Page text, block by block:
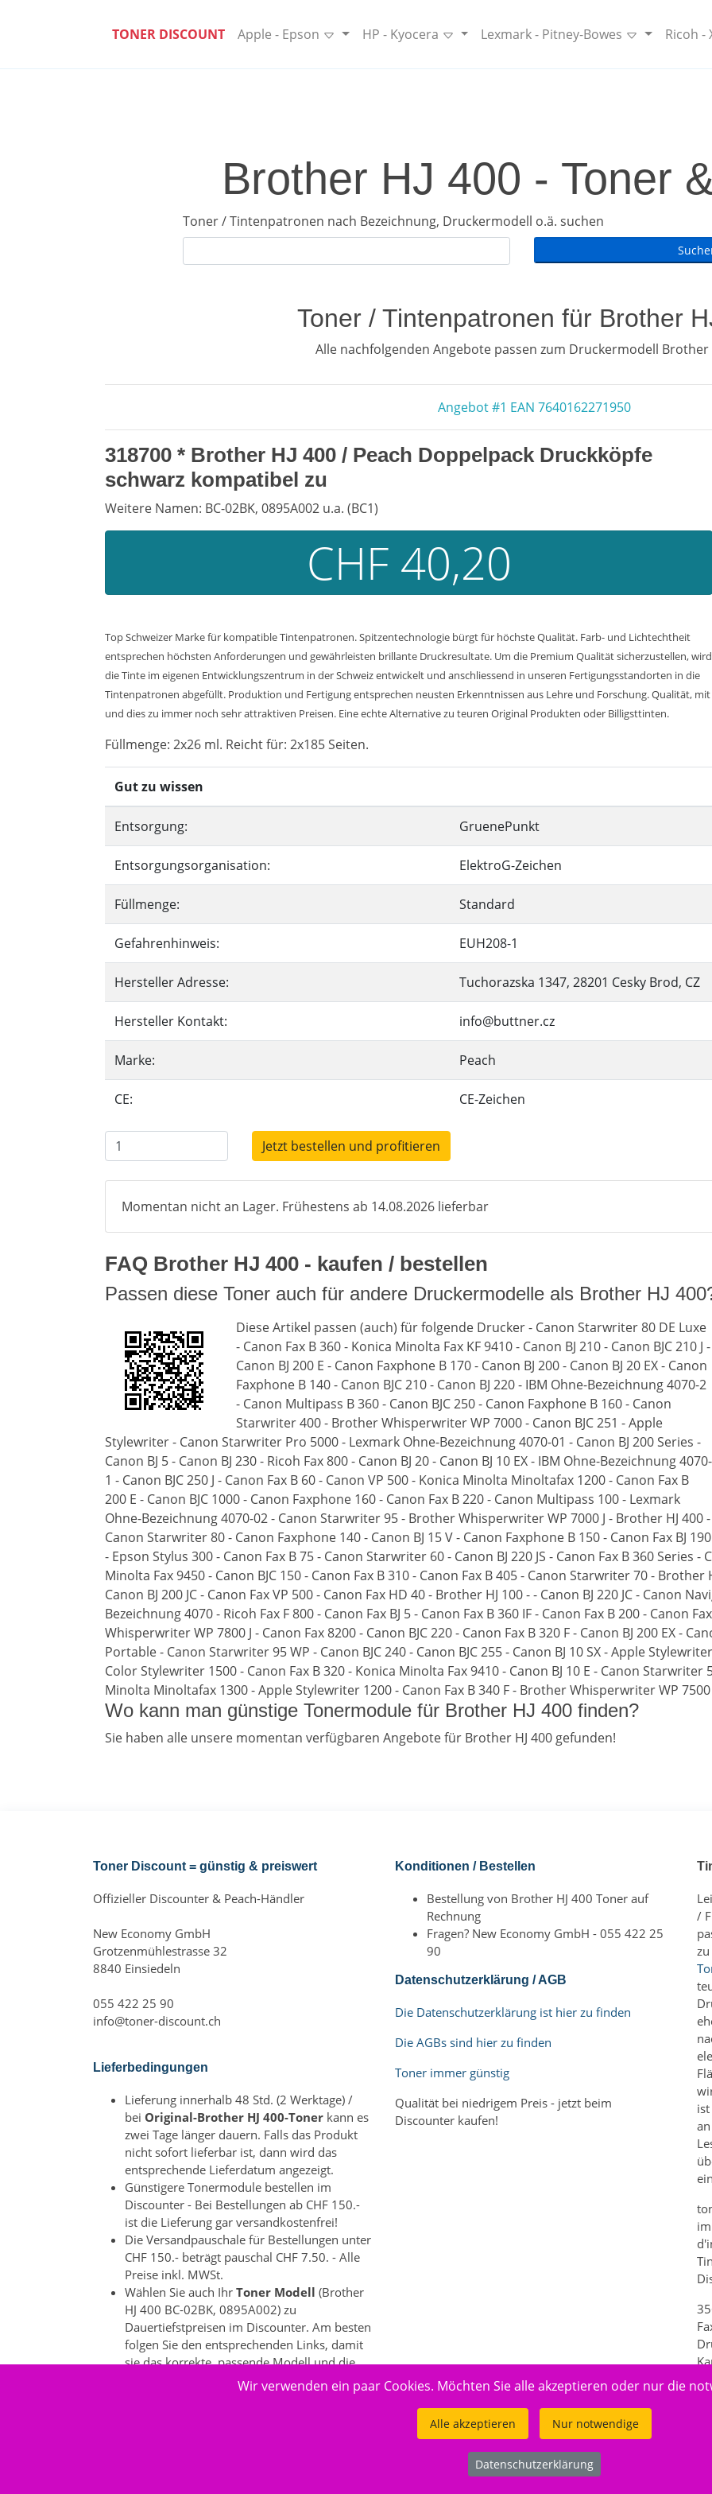
TONER DISCOUNT Apple - Epson HP - Kyocera Lexmark - Pitney-Bowes Ricoh -
Brother HJ 400 - Toner
Toner / Tintenpatronen nach Bezeichnung, Druckermodell o.ä. suchen
Toner / Tintenpatronen für Brother
Alle nachfolgenden Angebote passen zum Druckermodell Brother
Angebot #1 EAN 7640162271950
318700 * Brother HJ 400 / Peach Doppelpack Druckköpfe
schwarz kompatibel zu
Weitere Namen: BC-02BK, 0895A002 u.a. (BC1)
CHF 40,20
Top Schweizer Marke für kompatible Tintenpatronen. Spitzentechnologie bürgt für höchste Qualität. Farb- und Lichtechtheit
entsprechen höchsten Anforderungen und gewährleisten brillante Druckresultate. Um die Premium Qualität sicherzustellen, wird
die Tinte im eigenen Entwicklungszentrum in der Schweiz entwickelt und anschliessend in unseren Fertigungsstandorten in die
Tintenpatronen abgefüllt. Produktion und Fertigung entsprechen neusten Erkenntnissen aus Lehre und Forschung. Qualität,
und dies zu immer noch sehr attraktiven Preisen. Eine echte Alternative zu teuren Original Produkten oder Billigsttinten.
Füllmenge: 2x26 ml. Reicht für: 2x185 Seiten.
Gut zu wissen
Entsorgung: GruenePunkt
Entsorgungsorganisation: ElektroG-Zeichen
Füllmenge: Standard
Gefahrenhinweis: EUH208-1
Hersteller Adresse: Tuchorazska 1347, 28201 Cesky Brod, CZ
Hersteller Kontakt: info@buttner.cz
Marke: Peach
CE: CE-Zeichen
Jetzt bestellen und profitieren
Momentan nicht an Lager. Frühestens ab 14.08.2026 lieferbar
FAQ Brother HJ 400 - kaufen / bestellen
Passen diese Toner auch für andere Druckermodelle als Brother HJ
Diese Artikel passen (auch) für folgende Drucker - Canon Starwriter 80 DE Luxe
- Canon Fax B 360 - Konica Minolta Fax KF 9410 - Canon BJ 210 - Canon BJC 210 J -
Canon BJ 200 E - Canon Faxphone B 170 - Canon BJ 200 - Canon BJ 20 EX - Canon
Faxphone B 140 - Canon BJC 210 - Canon BJ 220 - IBM Ohne-Bezeichnung 4070-2
- Canon Multipass B 360 - Canon BJC 250 - Canon Faxphone B 160 - Canon
Starwriter 400 - Brother Whisperwriter WP 7000 - Canon BJC 251 - Apple
Stylewriter - Canon Starwriter Pro 5000 - Lexmark Ohne-Bezeichnung 4070-01 - Canon BJ 200 Series -
Canon BJ 5 - Canon BJ 230 - Ricoh Fax 800 - Canon BJ 20 - Canon BJ 10 EX - IBM Ohne-Bezeichnung 4070-
1 - Canon BJC 250 J - Canon Fax B 60 - Canon VP 500 - Konica Minolta Minoltafax 1200 - Canon Fax B
200 E - Canon BJC 1000 - Canon Faxphone 160 - Canon Fax B 220 - Canon Multipass 100 - Lexmark
Ohne-Bezeichnung 4070-02 - Canon Starwriter 95 - Brother Whisperwriter WP 7000 J - Brother HJ 400 -
Canon Starwriter 80 - Canon Faxphone 140 - Canon BJ 15 V - Canon Faxphone B 150 - Canon Fax BJ 190
- Epson Stylus 300 - Canon Fax B 75 - Canon Starwriter 60 - Canon BJ 220 JS - Canon Fax B 360 Series -
Minolta Fax 9450 - Canon BJC 150 - Canon Fax B 310 - Canon Fax B 405 - Canon Starwriter 70 - Brother
Canon BJ 200 JC - Canon Fax VP 500 - Canon Fax HD 40 - Brother HJ 100 - - Canon BJ 220 JC - Canon
Bezeichnung 4070 - Ricoh Fax F 800 - Canon Fax BJ 5 - Canon Fax B 360 IF - Canon Fax B 200 - Canon
Whisperwriter WP 7800 J - Canon Fax 8200 - Canon BJC 220 - Canon Fax B 320 F - Canon BJ 200 EX -
Portable - Canon Starwriter 95 WP - Canon BJC 240 - Canon BJC 255 - Canon BJ 10 SX - Apple
Color Stylewriter 1500 - Canon Fax B 320 - Konica Minolta Fax 9410 - Canon BJ 10 E - Canon Starwriter
Minolta Minoltafax 1300 - Apple Stylewriter 1200 - Canon Fax B 340 F - Brother Whisperwriter WP 7500
Wo kann man günstige Tonermodule für Brother HJ 400 finden?
Sie haben alle unsere momentan verfügbaren Angebote für Brother HJ 400 gefunden!
Toner Discount = günstig & preiswert
Offizieller Discounter & Peach-Händler
New Economy GmbH
Grotzenmühlestrasse 32
8840 Einsiedeln
055 422 25 90
info@toner-discount.ch
Lieferbedingungen
Lieferung innerhalb 48 Std. (2 Werktage) /
bei Original-Brother HJ 400-Toner kann es
zwei Tage länger dauern. Falls das Produkt
nicht sofort lieferbar ist, dann wird das
entsprechende Lieferdatum angezeigt.
Günstigere Tonermodule bestellen im
Discounter - Bei Bestellungen ab CHF 150.-
ist die Lieferung gar versandkostenfrei!
Die Versandpauschale für Bestellungen unter
CHF 150.- beträgt pauschal CHF 7.50. - Alle
Preise inkl. MWSt.
Wählen Sie auch Ihr Toner Modell (Brother
HJ 400 BC-02BK, 0895A002) zu
Dauertiefstpreisen im Discounter. Am besten
folgen Sie den entsprechenden Links, damit
sie das korrekte, passende Modell und die
dazu passenden Produkte auswählen
Konditionen / Bestellen
Bestellung von Brother HJ 400 Toner auf
Rechnung
Fragen? New Economy GmbH - 055 422 25
90
Datenschutzerklärung / AGB
Die Datenschutzerklärung ist hier zu finden
Die AGBs sind hier zu finden
Toner immer günstig
Qualität bei niedrigem Preis - jetzt beim
Discounter kaufen!
/
Wir verwenden ein paar Cookies. Möchten Sie alle akzeptieren oder nur die
Alle akzeptieren Nur notwendige
Datenschutzerklärung